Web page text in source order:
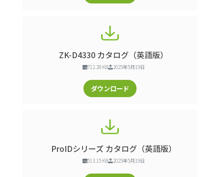
ZK-D4330 カタログ（英語版）
712.28 KB 2025年5月19日
ダウンロード
ProIDシリーズ カタログ（英語版）
513.15 KB 2025年5月19日